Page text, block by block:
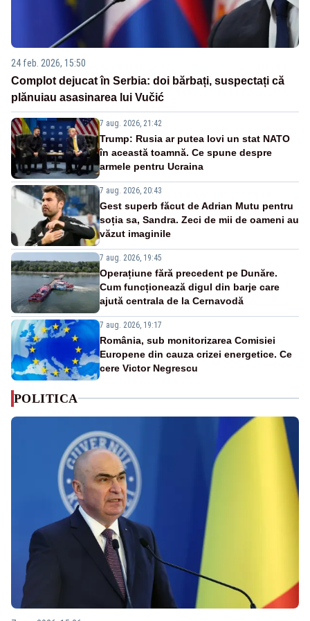
24 feb. 2026, 15:50
Complot dejucat în Serbia: doi bărbați, suspectați că
plănuiau asasinarea lui Vučić
7 aug. 2026, 21:42
Trump: Rusia ar putea lovi un stat NATO
în această toamnă. Ce spune despre
armele pentru Ucraina
7 aug. 2026, 20:43
Gest superb făcut de Adrian Mutu pentru
soția sa, Sandra. Zeci de mii de oameni au
văzut imaginile
7 aug. 2026, 19:45
Operațiune fără precedent pe Dunăre.
Cum funcționează digul din barje care
ajută centrala de la Cernavodă
7 aug. 2026, 19:17
România, sub monitorizarea Comisiei
Europene din cauza crizei energetice. Ce
cere Victor Negrescu
POLITICA